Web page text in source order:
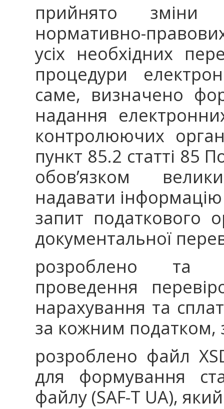
прийнято
нормативно-
усіх необхідних
процедури
саме, визначено
надання
контролюючих
пункт 85.2 статті 85
обов’язком
надавати
запит податкового
документальної
розроблено та
проведення
нарахування та
за кожним
розроблено файл
для формування
файлу (SAF-T UA),